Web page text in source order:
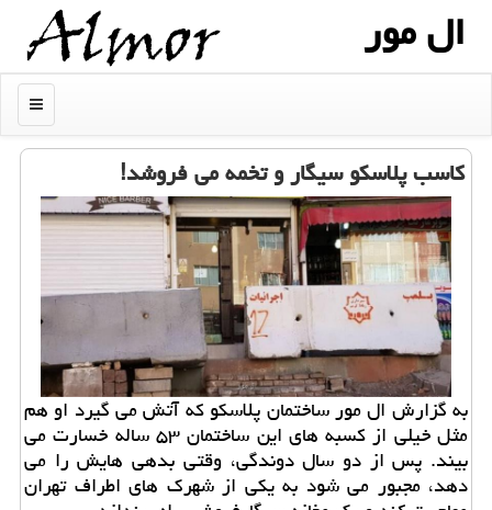
ال مور
منو
كاسب پلاسكو سیگار و تخمه می فروشد!
به گزارش ال مور ساختمان پلاسكو كه آتش می گیرد او هم
مثل خیلی از كسبه های این ساختمان ۵۳ ساله خسارت می
بیند. پس از دو سال دوندگی، وقتی بدهی هایش را می
دهد، مجبور می شود به یكی از شهرك های اطراف تهران